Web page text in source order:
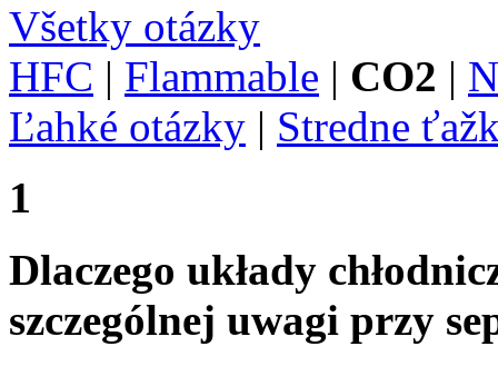
Všetky otázky
HFC | Flammable | CO2 |
Ľahké otázky | Stredne
1
Dlaczego układy
szczególnej uwagi przy